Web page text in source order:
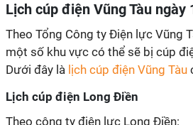
Lịch cúp điện Vũng Tàu ngày
Theo Tổng Công ty Điện lực Vũng
một số khu vực có thể sẽ bị cúp
Dưới đây là lịch cúp điện Vũng Tàu
Lịch cúp điện Long Điền
Theo công ty điện lực Long Điền: